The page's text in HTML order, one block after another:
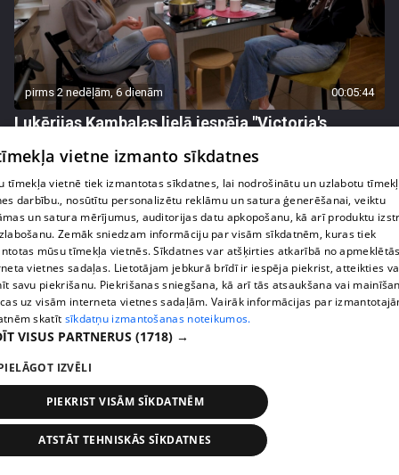
pirms 2 nedēļām, 6 dienām 00:05:44
Lukērijas Kambalas lielā iespēja "Victoria's
sarežģījumiem
71. epizode
Margarita Kolosova atklāti par dronu radīto
nedrošības sajūtu Latgalē
vietne izmanto sīkdatnes
tīmekļa vietnē tiek izmantotas sīkdatnes, lai nodrošinātu un uzlabotu
darbību., nosūtītu personalizētu reklāmu un satura ģenerēšanai, veiktu
un satura mērījumus, auditorijas datu apkopošanu, kā arī produktu
Zemāk sniedzam informāciju par visām sīkdatnēm, kuras tiek
mūsu tīmekļa vietnēs. Sīkdatnes var atšķirties atkarībā no
vietnes sadaļas. Lietotājam jebkurā brīdī ir iespēja piekrist, atteikties
savu piekrišanu. Piekrišanas sniegšana, kā arī tās atsaukšana vai
uz visām interneta vietnes sadaļām. Vairāk informācijas par
skatīt sīkdatņu izmantošanas noteikumos.
VISUS PARTNERUS (1718) →
IZVĒLI
PIEKRIST VISĀM SĪKDATNĒM
ATSTĀT TEHNISKĀS SĪKDATNES